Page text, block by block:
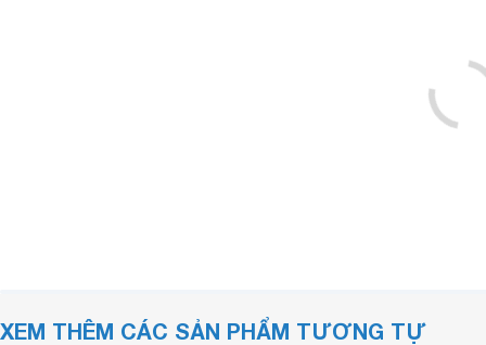
XEM THÊM CÁC SẢN PHẨM TƯƠNG TỰ